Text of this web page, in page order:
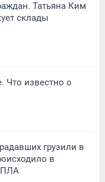
Татьяна Ким
склады
Что известно о
грузили в
в